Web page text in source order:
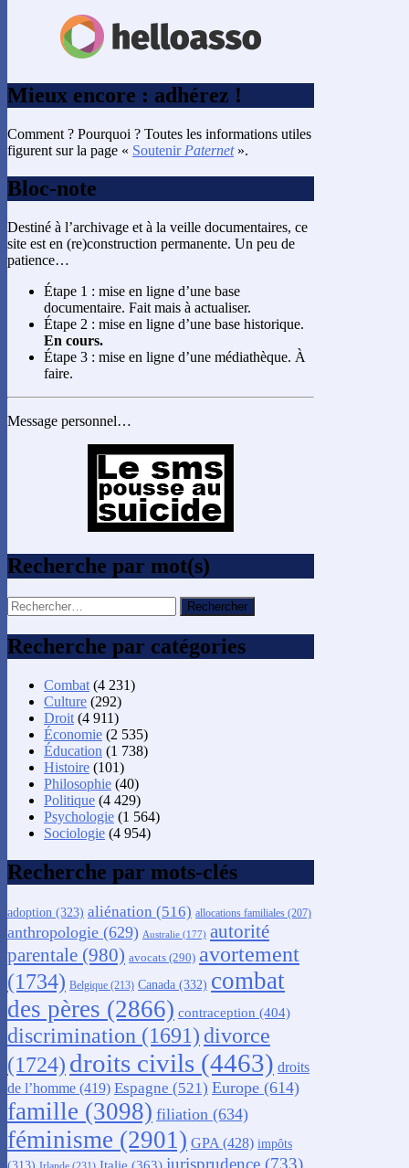
Mieux encore : adhérez !
Comment ? Pourquoi ? Toutes les informations utiles
figurent sur la page « Soutenir Paternet».
Bloc-note
Destiné à l’archivage et à la veille documentaires, ce
site est en (re)construction permanente. Un peu de
patience…
Étape 1 : mise en ligne d’une base
documentaire. Fait mais à actualiser.
Étape 2 : mise en ligne d’une base historique.
En cours.
Étape 3 : mise en ligne d’une médiathèque. À
faire.
Message personnel…
Recherche par mot(s)
Rechercher :
Recherche par catégories
Combat (4 231)
Culture (292)
Droit (4 911)
Économie (2 535)
Éducation (1 738)
Histoire (101)
Philosophie (40)
Politique (4 429)
Psychologie (1 564)
Sociologie (4 954)
Recherche par mots-clés
adoption (323) aliénation (516) allocations familiales (207)
anthropologie (629) Australie (177) autorité
parentale (980) avocats (290) avortement
(1734) Belgique (213) Canada (332) combat
des pères (2866) contraception (404)
discrimination (1691) divorce
(1724) droits civils (4463) droits
de l’homme (419) Espagne (521) Europe (614)
famille (3098) filiation (634)
féminisme (2901) GPA (428) impôts
jurisprudence (733)